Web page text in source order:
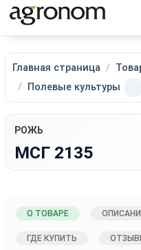
Главная страница
Полевые культуры
РОЖЬ
МСГ 2135
О ТОВАРЕ
ГДЕ КУПИТЬ